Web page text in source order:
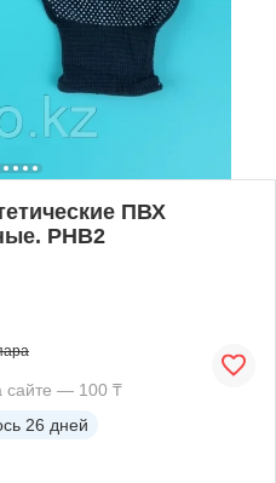
ПВХ
PHB2
сайте — 100 ₸
26 дней